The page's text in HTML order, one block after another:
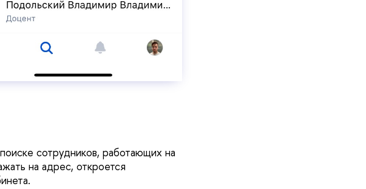
сотрудников, работающих на
на адрес, откроется